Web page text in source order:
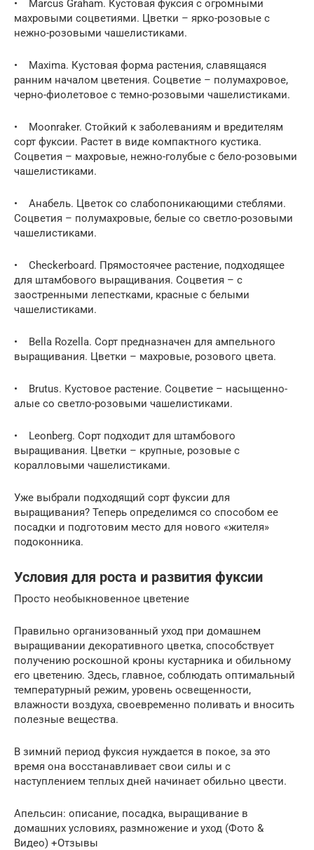
• Marcus Graham. Кустовая фуксия с огромными
махровыми соцветиями. Цветки – ярко-розовые с
нежно-розовыми чашелистиками.
• Maxima. Кустовая форма растения, славящаяся
ранним началом цветения. Соцветие – полумахровое,
черно-фиолетовое с темно-розовыми чашелистиками.
• Moonraker. Стойкий к заболеваниям и вредителям
сорт фуксии. Растет в виде компактного кустика.
Соцветия – махровые, нежно-голубые с бело-розовыми
чашелистиками.
• Анабель. Цветок со слабопоникающими стеблями.
Соцветия – полумахровые, белые со светло-розовыми
чашелистиками.
• Checkerboard. Прямостоячее растение, подходящее
для штамбового выращивания. Соцветия – с
заостренными лепестками, красные с белыми
чашелистиками.
• Bеllа Rozella. Сорт предназначен для ампельного
выращивания. Цветки – махровые, розового цвета.
• Brutus. Кустовое растение. Соцветие – насыщенно-
алые со светло-розовыми чашелистиками.
• Leonberg. Сорт подходит для штамбового
выращивания. Цветки – крупные, розовые с
коралловыми чашелистиками.
Уже выбрали подходящий сорт фуксии для
выращивания? Теперь определимся со способом ее
посадки и подготовим место для нового «жителя»
подоконника.
Условия для роста и развития фуксии
Просто необыкновенное цветение
Правильно организованный уход при домашнем
выращивании декоративного цветка, способствует
получению роскошной кроны кустарника и обильному
его цветению. Здесь, главное, соблюдать оптимальный
температурный режим, уровень освещенности,
влажности воздуха, своевременно поливать и вносить
полезные вещества.
В зимний период фуксия нуждается в покое, за это
время она восстанавливает свои силы и с
наступлением теплых дней начинает обильно цвести.
Апельсин: описание, посадка, выращивание в
домашних условиях, размножение и уход (Фото &
Видео) +Отзывы